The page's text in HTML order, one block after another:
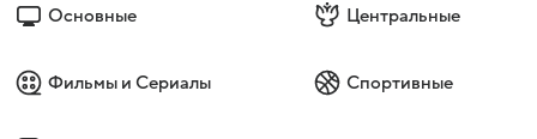
Основные Центральные
Фильмы и Сериалы Спортивные